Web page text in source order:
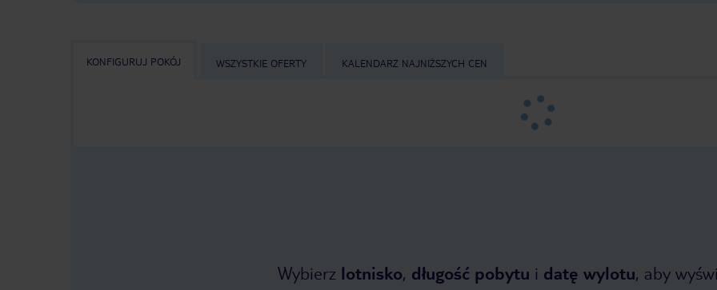
KONFIGURUJ POKÓJ WSZYSTKIE OFERTY KALENDARZ NAJNIŻSZYCH CEN
Wybierz lotnisko, długość pobytu i datę wylotu, aby